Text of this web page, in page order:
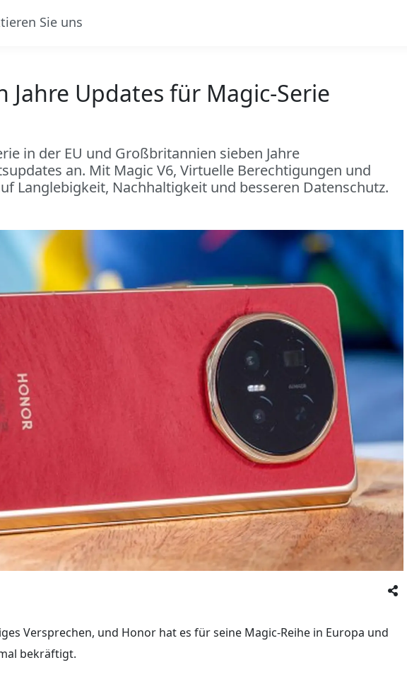
Sie uns
Jahre Updates für Magic-Serie
in der EU und Großbritannien sieben Jahre
an. Mit Magic V6, Virtuelle Berechtigungen und
Langlebigkeit, Nachhaltigkeit und besseren Datenschutz.
Versprechen, und Honor hat es für seine Magic-Reihe in Europa und
bekräftigt.